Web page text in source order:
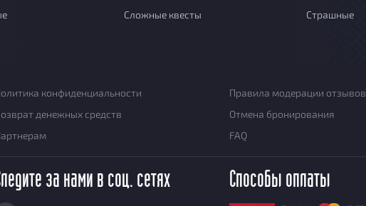
Сложные квесты Страшные
конфиденциальности
Правила модерации отзывов
денежных средств
Отмена бронирования
FAQ
за нами в соц. сетях Способы оплаты